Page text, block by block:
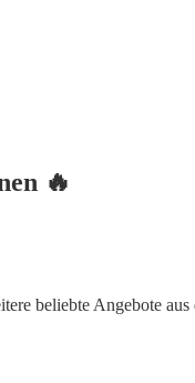
🔥
beliebte Angebote